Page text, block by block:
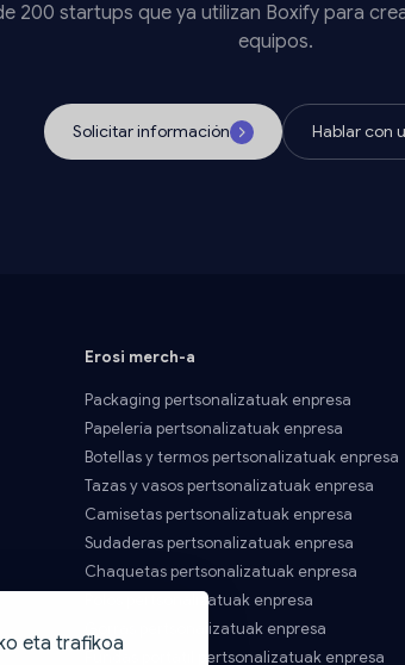
eta trafikoa
200 startups que ya utilizan Boxify para
equipos.
Solicitar información Hablar con
Erosi merch-a
Packaging pertsonalizatuak enpresa
Papelería pertsonalizatuak enpresa
Botellas y termos pertsonalizatuak enpresa
Tazas y vasos pertsonalizatuak enpresa
Camisetas pertsonalizatuak enpresa
Sudaderas pertsonalizatuak enpresa
Chaquetas pertsonalizatuak enpresa
Polos pertsonalizatuak enpresa
Gorras pertsonalizatuak enpresa
Fundas portatil pertsonalizatuak enpresa